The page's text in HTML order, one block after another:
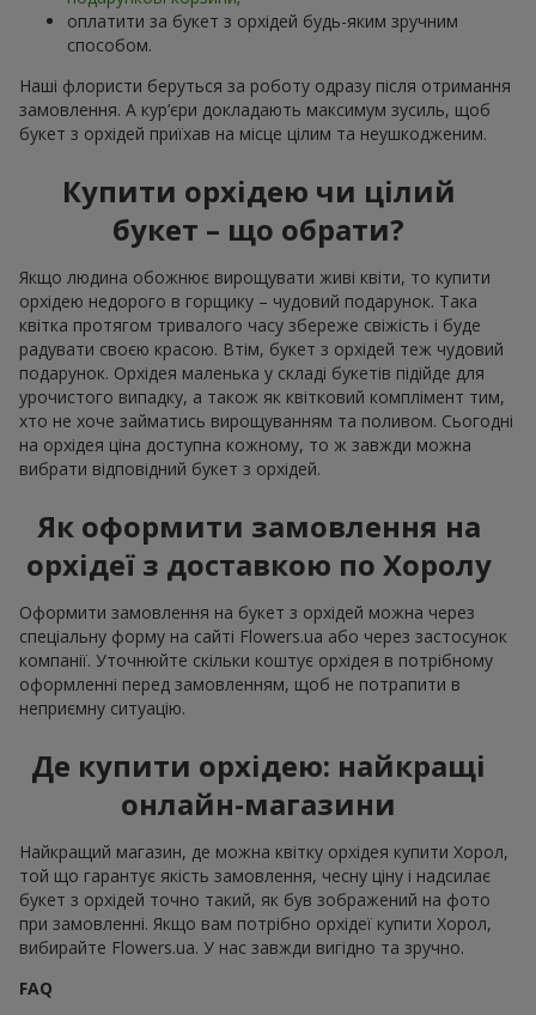
оплатити за букет з орхідей будь-яким зручним
способом.
Наші флористи беруться за роботу одразу після отримання
замовлення. А кур’єри докладають максимум зусиль, щоб
букет з орхідей приїхав на місце цілим та неушкодженим.
Купити орхідею чи цілий
букет – що обрати?
Якщо людина обожнює вирощувати живі квіти, то купити
орхідею недорого в горщику – чудовий подарунок. Така
квітка протягом тривалого часу збереже свіжість і буде
радувати своєю красою. Втім, букет з орхідей теж чудовий
подарунок. Орхідея маленька у складі букетів підійде для
урочистого випадку, а також як квітковий комплімент тим,
хто не хоче займатись вирощуванням та поливом. Сьогодні
на орхідея ціна доступна кожному, то ж завжди можна
вибрати відповідний букет з орхідей.
Як оформити замовлення на
орхідеї з доставкою по Хоролу
Оформити замовлення на букет з орхідей можна через
спеціальну форму на сайті Flowers.ua або через застосунок
компанії. Уточнюйте скільки коштує орхідея в потрібному
оформленні перед замовленням, щоб не потрапити в
неприємну ситуацію.
Де купити орхідею: найкращі
онлайн-магазини
Найкращий магазин, де можна квітку орхідея купити Хорол,
той що гарантує якість замовлення, чесну ціну і надсилає
букет з орхідей точно такий, як був зображений на фото
при замовленні. Якщо вам потрібно орхідеї купити Хорол,
вибирайте Flowers.ua. У нас завжди вигідно та зручно.
FAQ